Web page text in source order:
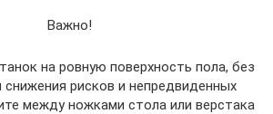
Важно!
на ровную поверхность пола, без
снижения рисков и непредвиденных
между ножками стола или верстака